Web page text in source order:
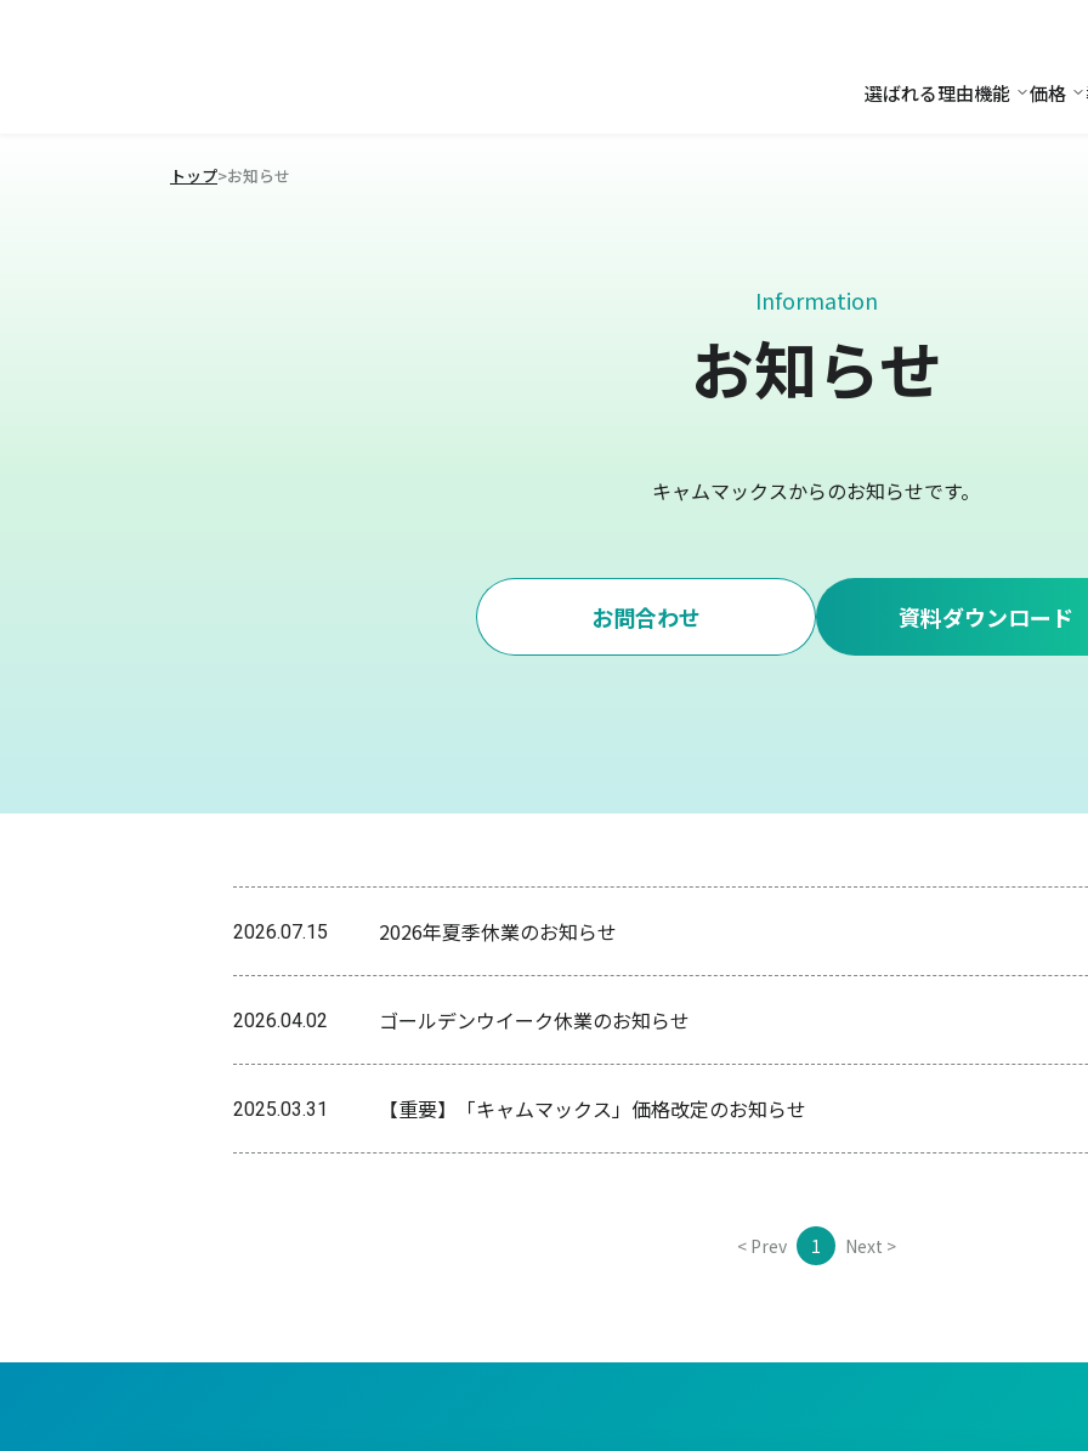
選ばれる理由機能 機能
価格
トップ>お知らせ
Information
お知らせ
キャムマックスからのお知らせです。
お問合わせ 資料ダウンロード
2026.07.15 2026年夏季休業のお知らせ
2026.04.02 ゴールデンウイーク休業のお知らせ
2025.03.31 【重要】「キャムマックス」価格改定のお知らせ
< Prev 1 Next >